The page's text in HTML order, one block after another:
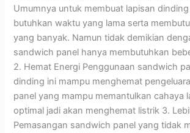
Umumnya untuk membuat lapisan
butuhkan waktu yang lama serta
yang banyak. Namun tidak demikian
sandwich panel hanya membutuhkan
2. Hemat Energi Penggunaan sandwich
dinding ini mampu menghemat
panel yang mampu memantulkan cahaya
optimal jadi akan menghemat listrik 3.
Pemasangan sandwich panel yang tidak